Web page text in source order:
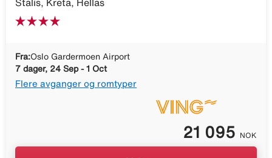
Stalis, Kreta, Hellas
Fra:Oslo Gardermoen Airport
7 dager, 24 Sep - 1 Oct
Flere avganger og romtyper
21 095 NOK